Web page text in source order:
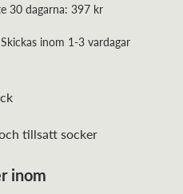
30 dagarna: 397 kr
Skickas inom 1-3 vardagar
tillsatt socker
inom